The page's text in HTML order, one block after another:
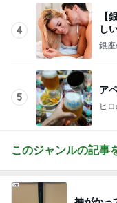
5
ア
このジャンルの記事
Amebaト